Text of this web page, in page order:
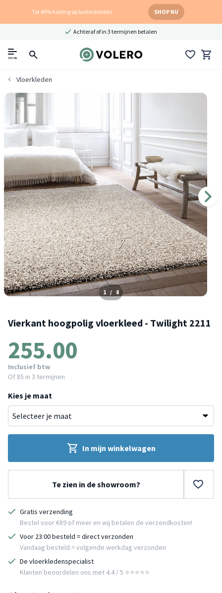
Tot 40% korting op buitenkleden SHOP NU
Achteraf of in 3 termijnen betalen
menu
Vloerkleden
1 / 8
Vierkant hoogpolig vloerkleed - Twilight 2211
255.00
Inclusief btw
Of 85 in 3 termijnen
Kies je maat
In mijn winkelwagen
Te zien in de showroom?
Gratis verzending
Bestel voor €89 of meer en wij betalen de verzendkosten!
Voor 23:00 besteld = direct verzonden
Vandaag besteld = volgende werkdag verzonden
De vloerkledenspecialist
Klanten beoordelen ons met 4.4 / 5 ⭐⭐⭐⭐⭐